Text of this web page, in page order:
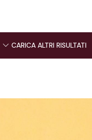
CARICA ALTRI RISULTATI